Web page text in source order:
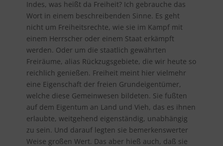
Indes, was heißt da Freiheit? Ich gebrauche das
Wort in einem beschreibenden Sinne. Es geht
nicht um Freiheitsrechte, wie sie im Kampf mit
einem Herrscher oder einem Staat erkämpft
werden. Oder um die staatlich gewährten
Freiräume, alias Rückzugsgebiete, die wir heute so
reichlich genießen. Freiheit meint hier vielmehr
eine Eigenschaft der freien Grundeigentümer,
welche diese Gemeinwesen bildeten. Sie fußten
auf dem Eigentum an Land und Vieh, das es ihnen
erlaubte, weitgehend eigenständig, unabhängig
zu sein. Und darauf legten sie bemerkenswerter
Weise großen Wert. Das aber hieß auch, daß sie